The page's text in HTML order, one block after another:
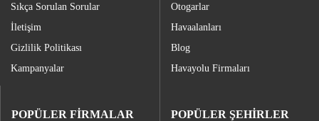
Sıkça Sorulan Sorular
İletişim
Gizlilik Politikası
Kampanyalar
Otogarlar
Havaalanları
Blog
Havayolu Firmaları
POPÜLER FİRMALAR POPÜLER ŞEHİRLER